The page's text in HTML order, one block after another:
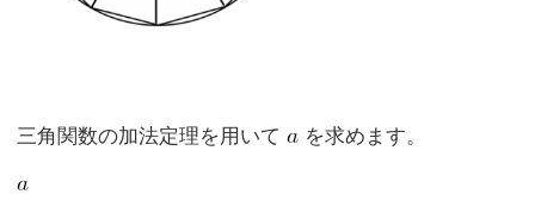
三角関数の加法定理を用いて を求めます。